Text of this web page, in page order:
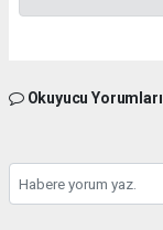
Okuyucu Yorumları